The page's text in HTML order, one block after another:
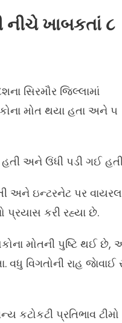
નીચે ખાબકતાં ૮
સિરમૌર જિલ્લામાં
મોત થયા હતા અને ૫
અને ઉંધી પડી ગઈ
અને ઇન્ટરનેટ પર વાયરલ
પ્રયાસ કરી રહ્યા છે.
મોતની પુષ્ટિ થઈ છે,
વિગતોની રાહ જાેવાઈ
કટોકટી પ્રતિભાવ ટીમો